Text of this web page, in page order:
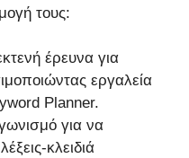
τους:
έρευνα για
εργαλεία
Planner.
για να
κλειδιά